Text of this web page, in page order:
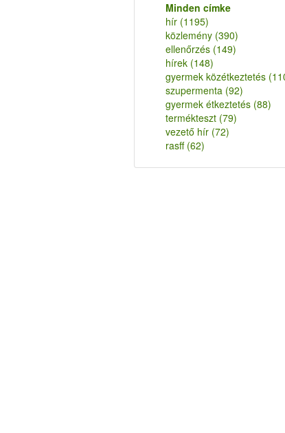
Minden címke
hír (1195)
közlemény (390)
ellenőrzés (149)
hírek (148)
gyermek közétkeztetés
szupermenta (92)
gyermek étkeztetés (88)
termékteszt (79)
vezető hír (72)
rasff (62)